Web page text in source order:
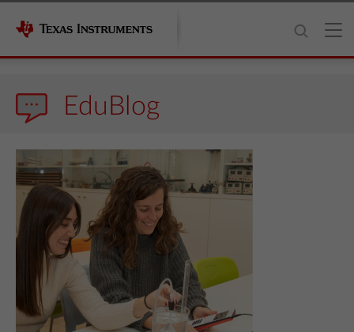
EduBlog